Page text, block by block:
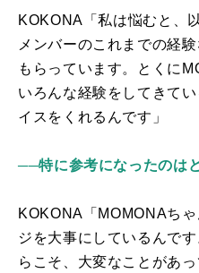
KOKONA「私は悩むと、
メンバーのこれまでの経
もらっています。とくに
いろんな経験をしてきて
イスをくれるんです」
──特に参考になったのは
KOKONA「 MOMONAち
ジを大事にしているんで
らこそ、大変なことがあ